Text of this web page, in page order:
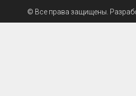
© Все права защищены.